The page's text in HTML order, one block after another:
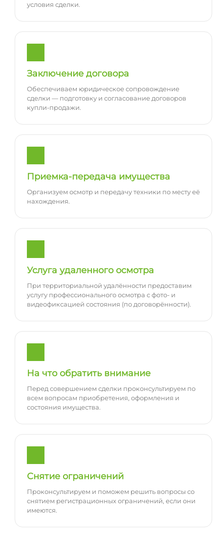
условия сделки.
Заключение договора
Обеспечиваем юридическое сопровождение
сделки — подготовку и согласование договоров
купли-продажи.
Приемка-передача имущества
Организуем осмотр и передачу техники по месту её
нахождения.
Услуга удаленного осмотра
При территориальной удалённости предоставим
услугу профессионального осмотра с фото- и
видеофиксацией состояния (по договорённости).
На что обратить внимание
Перед совершением сделки проконсультируем по
всем вопросам приобретения, оформления и
состояния имущества.
Снятие ограничений
Проконсультируем и поможем решить вопросы со
снятием регистрационных ограничений, если они
имеются.